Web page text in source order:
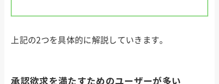
上記の2つを具体的に解説していきます。
承認欲求を満たすためのユーザーが多い